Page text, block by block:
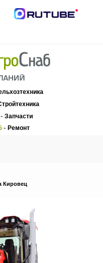
Запчасти
- Ремонт
Кировец